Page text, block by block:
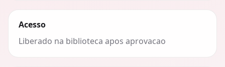
Acesso
Liberado na biblioteca apos aprovacao